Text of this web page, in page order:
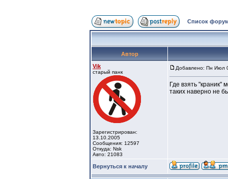
Список
Автор
Vik
старый панк
Зарегистрирован:
13.10.2005
Сообщения: 12597
Откуда: Nsk
Авто: 21083
Добавлено: Пн Июл
Где взять
таких наверно не
Вернуться к началу